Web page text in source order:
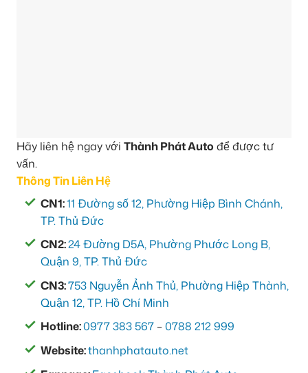
Hãy liên hệ ngay với Thành Phát Auto để được tư
vấn.
Thông Tin Liên Hệ
CN1:11 Đường số 12, Phường Hiệp Bình Chánh,
TP. Thủ Đức
CN2:24 Đường D5A, Phường Phước Long B,
Quận 9, TP. Thủ Đức
CN3:753 Nguyễn Ảnh Thủ, Phường Hiệp Thành,
Quận 12, TP. Hồ Chí Minh
Hotline:0977 383 567 –0788 212 999
Website:thanhphatauto.net